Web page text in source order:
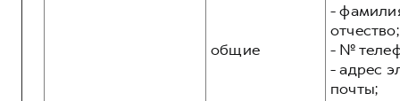
Автомобильные аксессуарыобщие
-
отчество;
- №
- адрес
почты;